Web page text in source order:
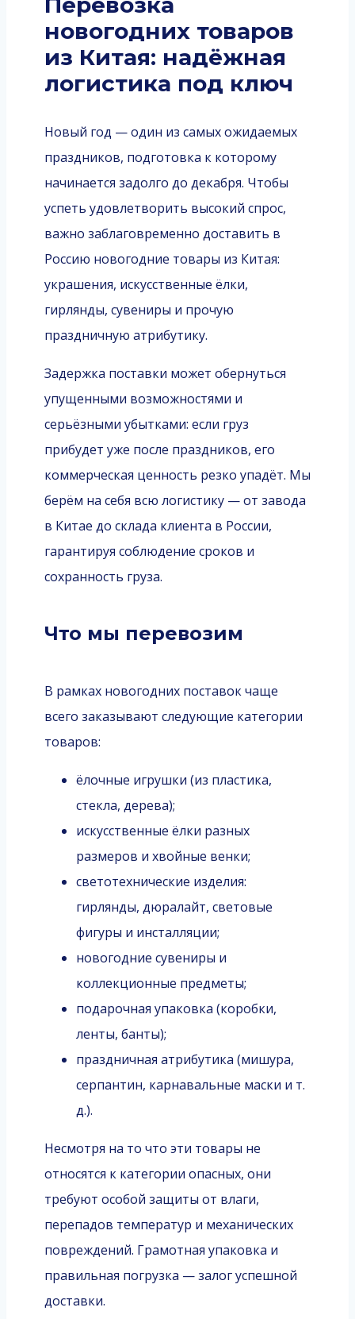
новогодних товаров
из Китая: надёжная
логистика под ключ
Новый год — один из самых ожидаемых
праздников, подготовка к которому
начинается задолго до декабря. Чтобы
успеть удовлетворить высокий спрос,
важно заблаговременно доставить в
Россию новогодние товары из Китая:
украшения, искусственные ёлки,
гирлянды, сувениры и прочую
праздничную атрибутику.
Задержка поставки может обернуться
упущенными возможностями и
серьёзными убытками: если груз
прибудет уже после праздников, его
коммерческая ценность резко упадёт. Мы
берём на себя всю логистику — от завода
в Китае до склада клиента в России,
гарантируя соблюдение сроков и
сохранность груза.
Что мы перевозим
В рамках новогодних поставок чаще
всего заказывают следующие категории
товаров:
ёлочные игрушки (из пластика,
стекла, дерева);
искусственные ёлки разных
размеров и хвойные венки;
светотехнические изделия:
гирлянды, дюралайт, световые
фигуры и инсталляции;
новогодние сувениры и
коллекционные предметы;
подарочная упаковка (коробки,
ленты, банты);
праздничная атрибутика (мишура,
серпантин, карнавальные маски и т.
д.).
Несмотря на то что эти товары не
относятся к категории опасных, они
требуют особой защиты от влаги,
перепадов температур и механических
повреждений. Грамотная упаковка и
правильная погрузка — залог успешной
доставки.